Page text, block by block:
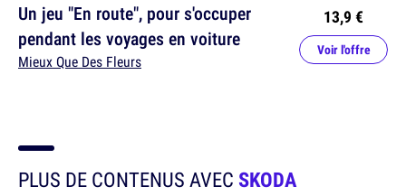
Un jeu "En route", pour s'occuper
pendant les voyages en voiture
Mieux Que Des Fleurs
13,9 €
Voir l'offre
PLUS DE CONTENUS AVECSKODA